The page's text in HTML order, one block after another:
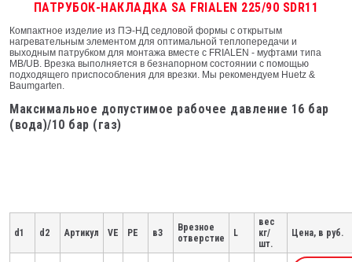
ПАТРУБОК-НАКЛАДКА SA FRIALEN 225/90 SDR11
Компактное изделие из ПЭ-НД седловой формы с открытым
нагревательным элементом для оптимальной теплопередачи и
выходным патрубком для монтажа вместе с FRIALEN - муфтами типа
МВ/UB. Врезка выполняется в безнапорном состоянии с помощью
подходящего приспособления для врезки. Мы рекомендуем Huetz &
Baumgarten.
Максимальное допустимое рабочее давление 16 бар
(вода)/10 бар (газ)
d1 d2 Артикул VE PE в3
Врезное
отверстие
L
вес
кг/
шт.
Цена, в руб.